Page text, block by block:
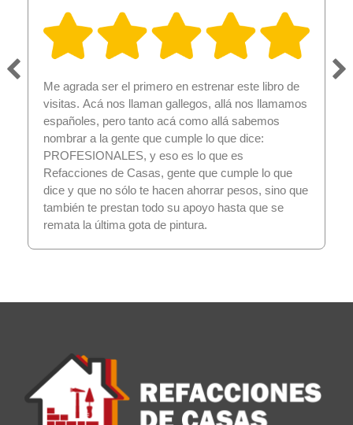
Me agrada ser el primero en estrenar este libro de
visitas. Acá nos llaman gallegos, allá nos llamamos
españoles, pero tanto acá como allá sabemos
nombrar a la gente que cumple lo que dice:
PROFESIONALES, y eso es lo que es
Refacciones de Casas, gente que cumple lo que
dice y que no sólo te hacen ahorrar pesos, sino que
también te prestan todo su apoyo hasta que se
remata la última gota de pintura.